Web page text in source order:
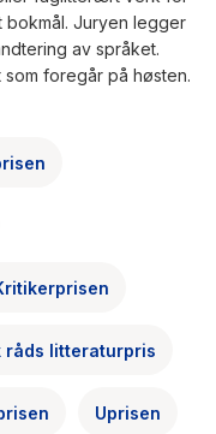
bokmål. Juryen legger
av språket.
foregår på høsten.
råds litteraturpris
Uprisen